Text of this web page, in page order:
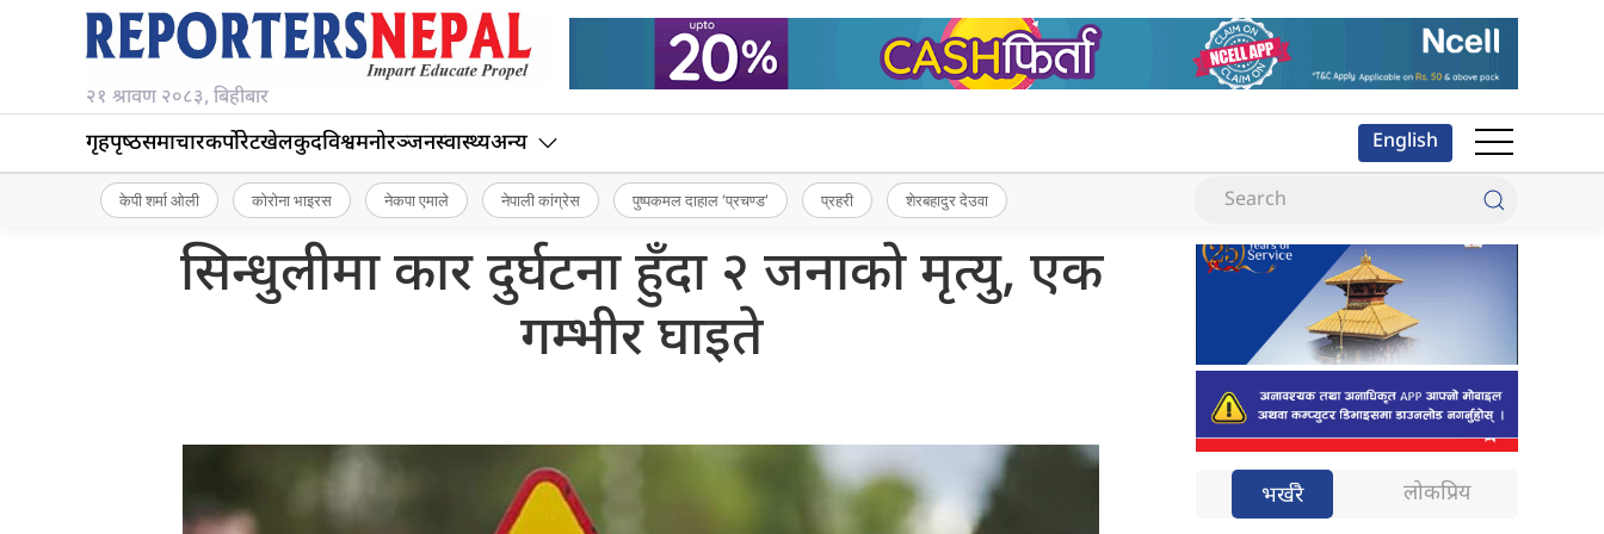
२१ श्रावण २०८३, बिहीबार
गृहपृष्‍ठसमाचारकर्पोरेटखेलकुदविश्वमनोरञ्जनस्वास्थ्यअन्य English
केपी शर्मा ओली कोरोना भाइरस नेकपा एमाले नेपाली कांग्रेस पुष्पकमल दाहाल ‘प्रचण्ड’ प्रहरी शेरबहादुर देउवा
सिन्धुलीमा कार दुर्घटना हुँदा २ जनाको मृत्यु, एक
गम्भीर घाइते
भर्खरै लोकप्रिय